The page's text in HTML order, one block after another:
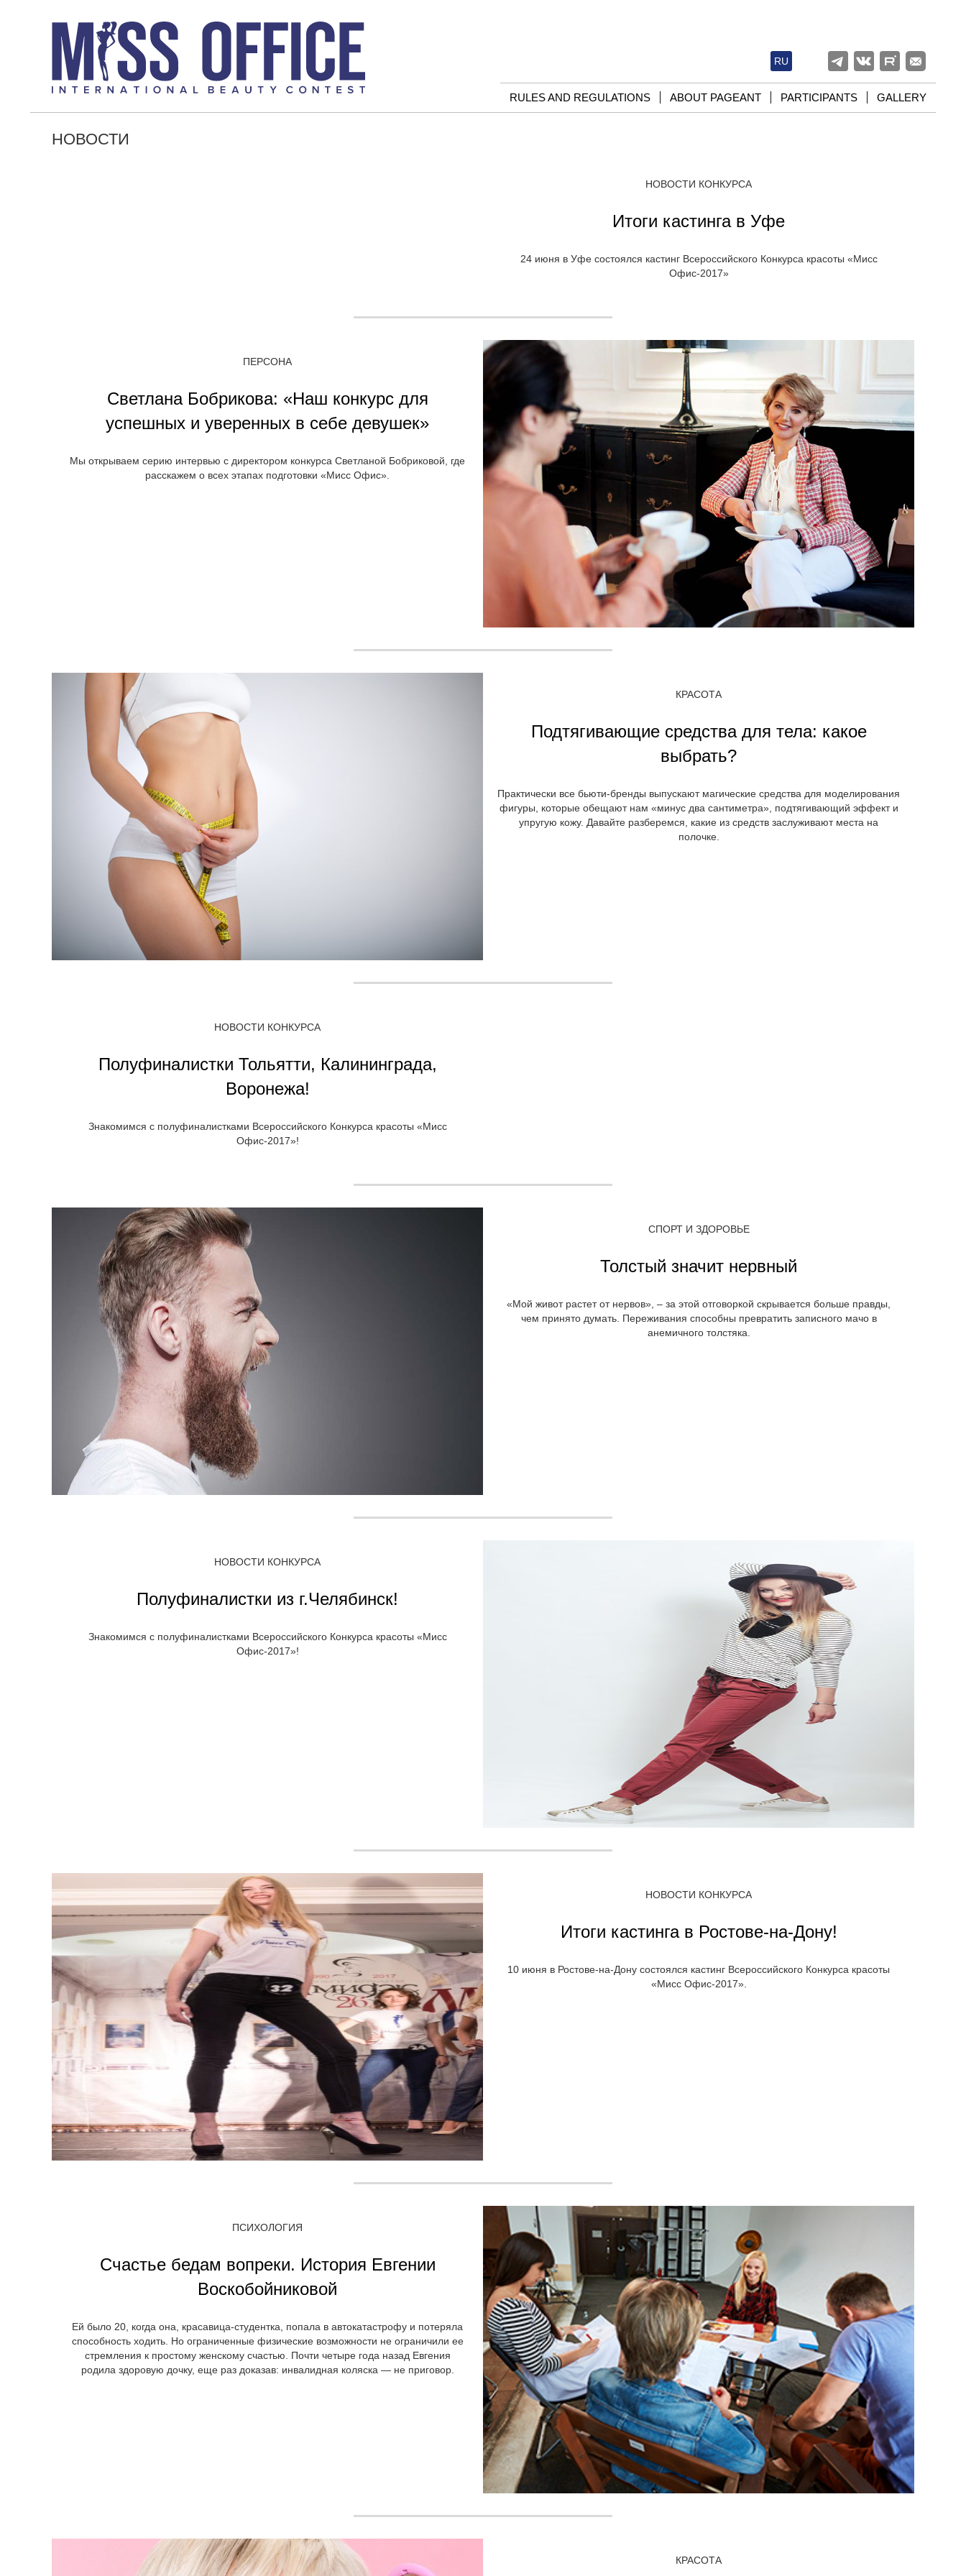
RU
RULES AND REGULATIONS ABOUT PAGEANT PARTICIPANTS GALLERY
НОВОСТИ
НОВОСТИ КОНКУРСА
Итоги кастинга в Уфе
24 июня в Уфе состоялся кастинг Всероссийского Конкурса красоты «Мисс
Офис-2017»
ПЕРСОНА
Светлана Бобрикова: «Наш конкурс для
успешных и уверенных в себе девушек»
Мы открываем серию интервью с директором конкурса Светланой Бобриковой, где
расскажем о всех этапах подготовки «Мисс Офис».
КРАСОТА
Подтягивающие средства для тела: какое
выбрать?
Практически все бьюти-бренды выпускают магические средства для моделирования
фигуры, которые обещают нам «минус два сантиметра», подтягивающий эффект и
упругую кожу. Давайте разберемся, какие из средств заслуживают места на
полочке.
НОВОСТИ КОНКУРСА
Полуфиналистки Тольятти, Калининграда,
Воронежа!
Знакомимся с полуфиналистками Всероссийского Конкурса красоты «Мисс
Офис-2017»!
СПОРТ И ЗДОРОВЬЕ
Толстый значит нервный
«Мой живот растет от нервов», – за этой отговоркой скрывается больше правды,
чем принято думать. Переживания способны превратить записного мачо в
анемичного толстяка.
НОВОСТИ КОНКУРСА
Полуфиналистки из г.Челябинск!
Знакомимся с полуфиналистками Всероссийского Конкурса красоты «Мисс
Офис-2017»!
НОВОСТИ КОНКУРСА
Итоги кастинга в Ростове-на-Дону!
10 июня в Ростове-на-Дону состоялся кастинг Всероссийского Конкурса красоты
«Мисс Офис-2017».
ПСИХОЛОГИЯ
Счастье бедам вопреки. История Евгении
Воскобойниковой
Ей было 20, когда она, красавица-студентка, попала в автокатастрофу и потеряла
способность ходить. Но ограниченные физические возможности не ограничили ее
стремления к простому женскому счастью. Почти четыре года назад Евгения
родила здоровую дочку, еще раз доказав: инвалидная коляска — не приговор.
КРАСОТА